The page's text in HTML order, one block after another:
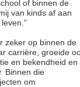
of binnen de
van kinds af aan
zeker op binnen de
carrière, groeide
en bekendheid en
Binnen die
om